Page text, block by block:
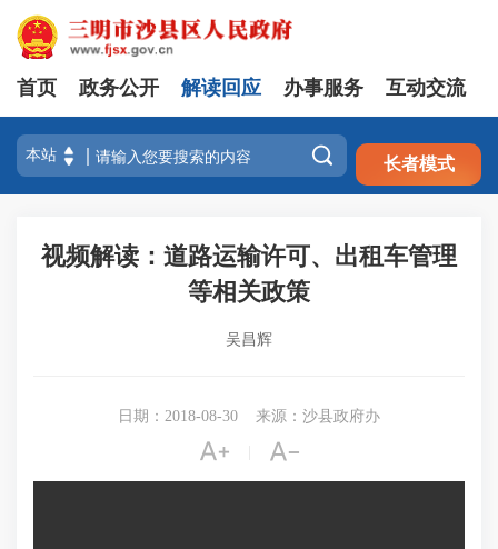
注册 登录
首页 政务公开 解读回应 办事服务 互动交流
 长者模式
视频解读：道路运输许可、出租车管理
等相关政策
吴昌辉
日期：2018-08-30 来源：沙县政府办
 